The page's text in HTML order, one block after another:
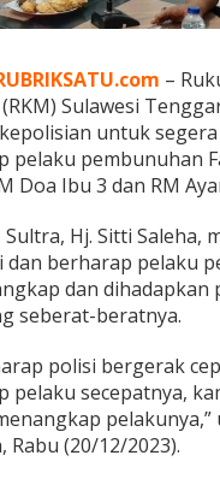
e
D
s
a
P
e
n
e
e
s
a
a
n
C
e
p
–
Sulawesi
untuk
pelaku pembunuhan
Doa Ibu 3 dan RM
Sultra, Hj. Sitti Saleha,
dan berharap pelaku
dan dihadapkan
seberat-beratnya.
polisi bergerak
pelaku secepatnya,
Rabu (20/12/2023).